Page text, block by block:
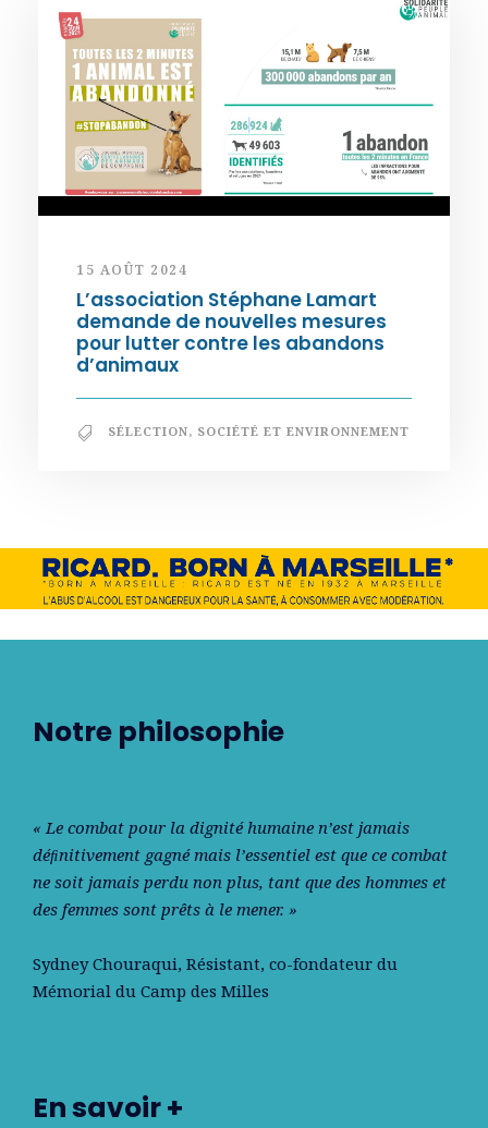
15 AOÛT 2024
L’association Stéphane Lamart
demande de nouvelles mesures
pour lutter contre les abandons
d’animaux
SÉLECTION, SOCIÉTÉ ET ENVIRONNEMENT
Notre philosophie
« Le combat pour la dignité humaine n’est jamais
déﬁnitivement gagné mais l’essentiel est que ce combat
ne soit jamais perdu non plus, tant que des hommes et
des femmes sont prêts à le mener. »
Sydney Chouraqui, Résistant, co-fondateur du
Mémorial du Camp des Milles
En savoir +